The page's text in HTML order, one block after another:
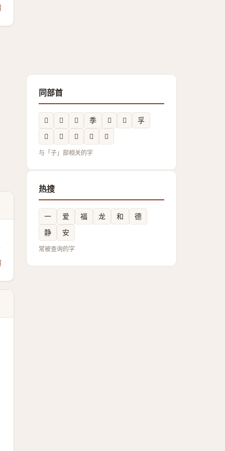
同部首
𡥷 𡥟 𡥍 季 𡦂 𰌲
孚
𰌪
𡤽 𲛽 𪧂 𡥓
与「子」部相关的字
热搜
一 爱 福 龙 和
德
静
安
常被查询的字